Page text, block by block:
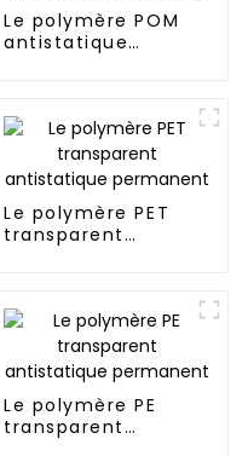
Le polymère POM
antistatique
Le polymère PET
transparent
Le polymère PE
transparent